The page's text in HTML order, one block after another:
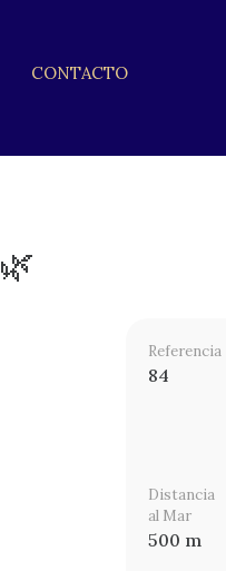
CONTACTO
Referencia
84
Distancia
al Mar
500 m